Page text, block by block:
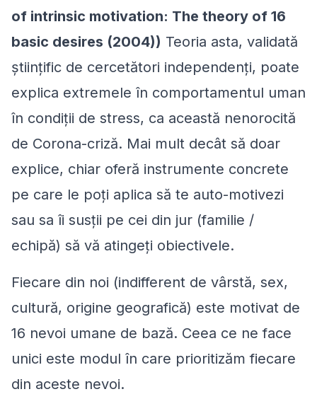
of intrinsic motivation: The theory of 16
basic desires (2004)) Teoria asta, validată
științific de cercetători independenți, poate
explica extremele în comportamentul uman
în condiții de stress, ca această nenorocită
de Corona-criză. Mai mult decât să doar
explice, chiar oferă instrumente concrete
pe care le poți aplica să te auto-motivezi
sau sa îi susții pe cei din jur (familie /
echipă) să vă atingeți obiectivele.
Fiecare din noi (indifferent de vârstă, sex,
cultură, origine geografică) este motivat de
16 nevoi umane de bază. Ceea ce ne face
unici este modul în care prioritizăm fiecare
din aceste nevoi.